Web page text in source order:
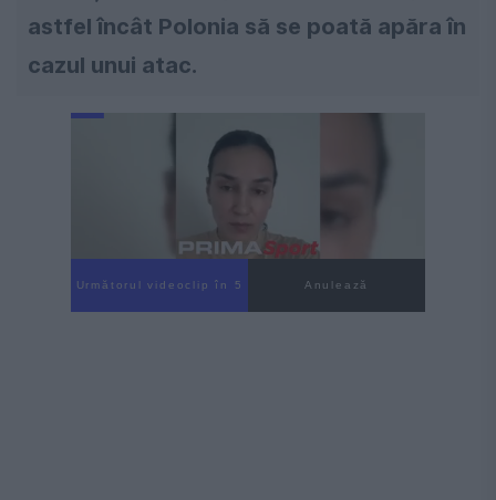
astfel încât Polonia să se poată apăra în
cazul unui atac.
Următorul videoclip în 4 Anulează